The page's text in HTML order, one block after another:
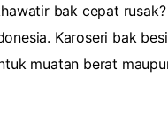
bak cepat rusak?
Karoseri bak besi
muatan berat